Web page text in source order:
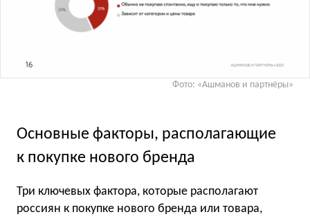
Фото: «Ашманов и партнёры»
Основные факторы, располагающие
к покупке нового бренда
Три ключевых фактора, которые располагают
россиян к покупке нового бренда или товара,